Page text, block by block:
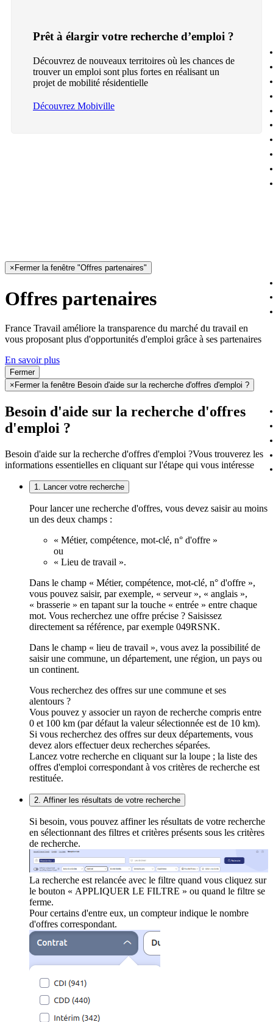
Prêt à élargir votre recherche d’emploi ?
Découvrez de nouveaux territoires où les chances de
trouver un emploi sont plus fortes en réalisant un
projet de mobilité résidentielle
Découvrez Mobiville
× Fermer la fenêtre "Offres partenaires"
Offres partenaires
France Travail améliore la transparence du marché du travail en
vous proposant plus d'opportunités d'emploi grâce à ses partenaires
En savoir plus
Fermer
× Fermer la fenêtre Besoin d'aide sur la recherche d'offres d'emploi ?
Besoin d'aide sur la recherche d'offres
d'emploi ?
Besoin d'aide sur la recherche d'offres d'emploi ?Vous trouverez les
informations essentielles en cliquant sur l'étape qui vous intéresse
1. Lancer votre recherche
Pour lancer une recherche d'offres, vous devez saisir au moins
un des deux champs :
« Métier, compétence, mot-clé, n° d'offre »
ou
« Lieu de travail ».
Dans le champ « Métier, compétence, mot-clé, n° d'offre »,
vous pouvez saisir, par exemple, « serveur », « anglais »,
« brasserie » en tapant sur la touche « entrée » entre chaque
mot. Vous recherchez une offre précise ? Saisissez
directement sa référence, par exemple 049RSNK.
Dans le champ « lieu de travail », vous avez la possibilité de
saisir une commune, un département, une région, un pays ou
un continent.
Vous recherchez des offres sur une commune et ses
alentours ?
Vous pouvez y associer un rayon de recherche compris entre
0 et 100 km (par défaut la valeur sélectionnée est de 10 km).
Si vous recherchez des offres sur deux départements, vous
devez alors effectuer deux recherches séparées.
Lancez votre recherche en cliquant sur la loupe ; la liste des
offres d'emploi correspondant à vos critères de recherche est
restituée.
2. Affiner les résultats de votre recherche
Si besoin, vous pouvez affiner les résultats de votre recherche
en sélectionnant des filtres et critères présents sous les critères
de recherche.
La recherche est relancée avec le filtre quand vous cliquez sur
le bouton « APPLIQUER LE FILTRE » ou quand le filtre se
ferme.
Pour certains d'entre eux, un compteur indique le nombre
d'offres correspondant.